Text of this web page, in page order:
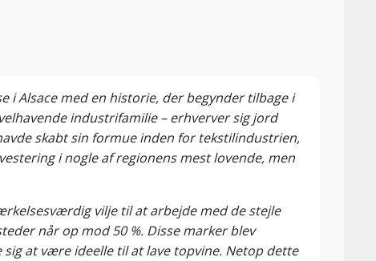
i Alsace med en historie, der begynder tilbage i
industrifamilie – erhverver sig jord
skabt sin formue inden for tekstilindustrien,
i nogle af regionens mest lovende, men
vilje til at arbejde med de stejle
når op mod 50 %. Disse marker blev
at være ideelle til at lave topvine. Netop dette